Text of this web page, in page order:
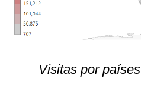
Visitas por países